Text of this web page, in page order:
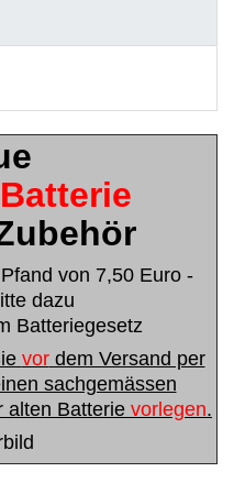
von 7,50 Euro -
dazu
Batteriegesetz
vordem Versand per
sachgemässen
alten Batterie vorlegen.